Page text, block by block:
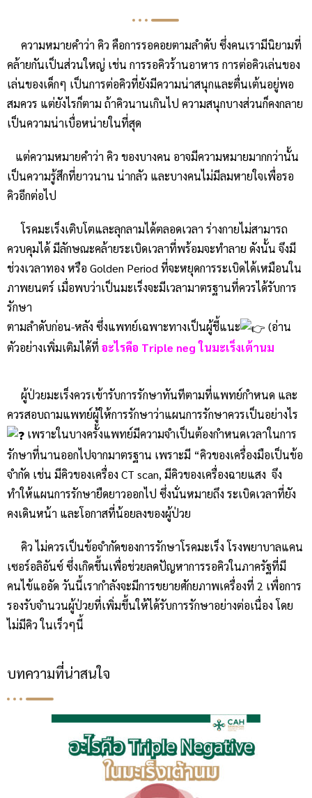
ความหมายคำว่า คิว คือการรอคอยตามลำดับ ซึ่งคนเรามีนิยามที่
คล้ายกันเป็นส่วนใหญ่ เช่น การรอคิวร้านอาหาร การต่อคิวเล่นของ
เล่นของเด็กๆ เป็นการต่อคิวที่ยังมีความน่าสนุกและตื่นเต้นอยู่พอ
สมควร แต่ยังไรก็ตาม ถ้าคิวนานเกินไป ความสนุกบางส่วนก็คงกลาย
เป็นความน่าเบื่อหน่ายในที่สุด
แต่ความหมายคำว่า คิว ของบางคน อาจมีความหมายมากกว่านั้น
เป็นความรู้สึกที่ยาวนาน น่ากลัว และบางคนไม่มีลมหายใจเพื่อรอ
คิวอีกต่อไป
โรคมะเร็งเติบโตและลุกลามได้ตลอดเวลา ร่างกายไม่สามารถ
ควบคุมได้ มีลักษณะคล้ายระเบิดเวลาที่พร้อมจะทำลาย ดังนั้น จึงมี
ช่วงเวลาทอง หรือ Golden Period ที่จะหยุดการระเบิดได้เหมือนใน
ภาพยนตร์ เมื่อพบว่าเป็นมะเร็งจะมีเวลามาตรฐานที่ควรได้รับการ
รักษา
ตามลำดับก่อน-หลัง ซึ่งแพทย์เฉพาะทางเป็นผู้ชี้แนะ
(อ่าน
ตัวอย่างเพิ่มเติมได้ที่ อะไรคือ Triple neg ในมะเร็งเต้านม
ผู้ป่วยมะเร็งควรเข้ารับการรักษาทันทีตามที่แพทย์กำหนด และ
ควรสอบถามแพทย์ผู้ให้การรักษาว่าแผนการรักษาควรเป็นอย่างไร
เพราะในบางครั้งแพทย์มีความจำเป็นต้องกำหนดเวลาในการ
รักษาที่นานออกไปจากมาตรฐาน เพราะมี “คิวของเครื่องมือเป็นข้อ
จำกัด เช่น มีคิวของเครื่อง CT scan, มีคิวของเครื่องฉายแสง จึง
ทำให้แผนการรักษายืดยาวออกไป ซึ่งนั่นหมายถึง ระเบิดเวลาที่ยัง
คงเดินหน้า และโอกาสที่น้อยลงของผู้ป่วย
คิว ไม่ควรเป็นข้อจำกัดของการรักษาโรคมะเร็ง โรงพยาบาลแคน
เซอร์อลิอันซ์ ซึ่งเกิดขึ้นเพื่อช่วยลดปัญหาการรอคิวในภาครัฐที่มี
คนไข้แออัด วันนี้เรากำลังจะมีการขยายศักยภาพเครื่องที่ 2 เพื่อการ
รองรับจำนวนผู้ป่วยที่เพิ่มขึ้นให้ได้รับการรักษาอย่างต่อเนื่อง โดย
ไม่มีคิว ในเร็วๆนี้
บทความที่น่าสนใจ